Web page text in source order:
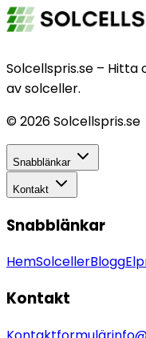
Solcellspris.se –
av solceller.
©2026Solcellspris.se
Snabblänkar
Kontakt
Snabblänkar
HemSolcellerBlogg
Kontakt